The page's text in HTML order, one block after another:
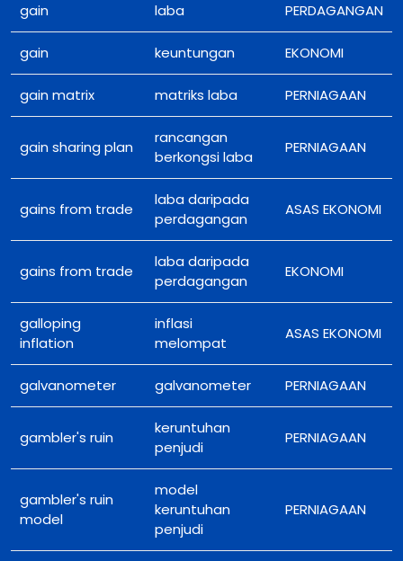
gain laba PERDAGANGAN
gain keuntungan EKONOMI
gain matrix matriks laba PERNIAGAAN
gain sharing plan
rancangan
berkongsi laba
PERNIAGAAN
gains from trade
laba daripada
perdagangan
ASAS EKONOMI
gains from trade
laba daripada
perdagangan
EKONOMI
galloping
inflation
inflasi
melompat
ASAS EKONOMI
galvanometer galvanometer PERNIAGAAN
gambler's ruin
keruntuhan
penjudi
PERNIAGAAN
gambler's ruin
model
model
keruntuhan
penjudi
PERNIAGAAN